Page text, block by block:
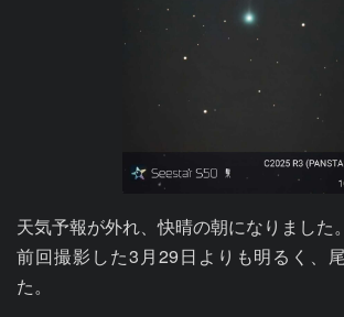
天気予報が外れ、快晴の朝になりました。
前回撮影した3月29日よりも明るく、
た。